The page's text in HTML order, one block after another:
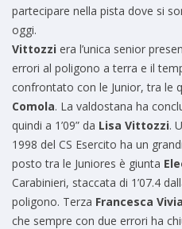
partecipare nella pista dove si
oggi.
Vittozzi era l’unica senior
errori al poligono a terra e il
confrontato con le Junior, tra le
Comola. La valdostana ha
quindi a 1’09” da Lisa Vittozzi.
1998 del CS Esercito ha un
posto tra le Juniores è giunta
Carabinieri, staccata di 1’07.4
poligono. Terza Francesca
che sempre con due errori ha